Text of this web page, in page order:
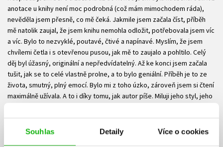
Souhlas Detaily Více o cookies
anotace u knihy není moc podrobná (což mám mimochodem ráda),
nevěděla jsem přesně, co mě čeká. Jakmile jsem začala číst, příběh
mě natolik zaujal, že jsem knihu nemohla odložit, potřebovala jsem víc
a víc. Bylo to nezvyklé, poutavé, čtivé a napínavé. Myslím, že jsem
chvílemi četla i s otevřenou pusou, jak mě to zaujalo a pohltilo. Celý
děj byl úžasný, originální a nepředvídatelný. Až ke konci jsem začala
tušit, jak se to celé vlastně prolne, a to bylo geniální. Příběh je to ze
života, smutný, plný emocí. Bylo mi z toho úzko, zároveň jsem si čtení
maximálně užívala. A to i díky tomu, jak autor píše. Miluji jeho styl, jeho
nevidí. Číst autorovy knihy je jako balzám na duši, i když se jedná o
vážné téma. Pokud jste ještě od Jana Štiftera nic nečetli, rozhodně to